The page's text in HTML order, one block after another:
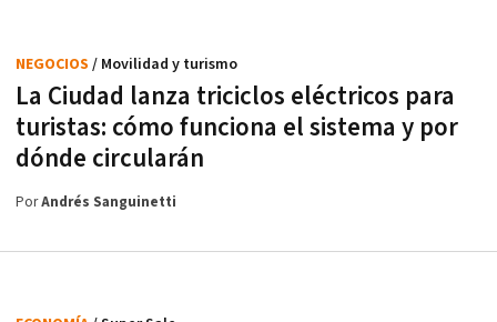
La Ciudad lanza triciclos eléctricos para
turistas: cómo funciona el sistema y por
dónde circularán
NEGOCIOS / Movilidad y turismo
PorAndrés Sanguinetti